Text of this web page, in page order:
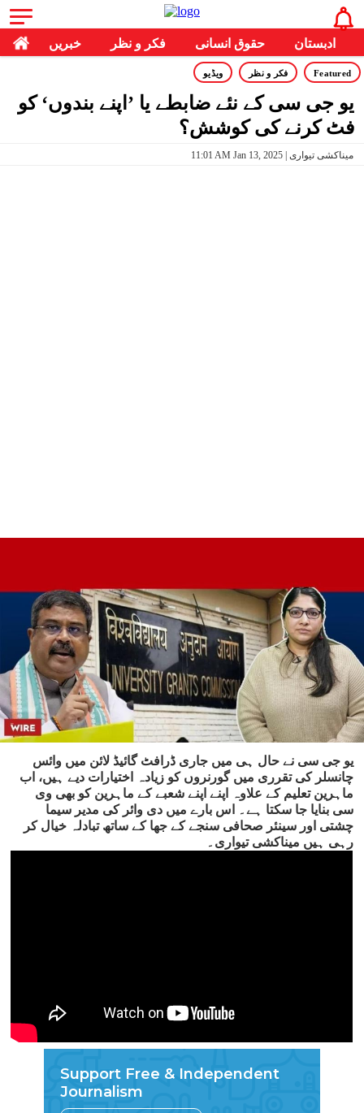
خبریں فکر و نظر حقوق انسانی ادبستان
Featured فکر و نظر ویڈیو
یو جی سی کے نئے ضابطے یا ’اپنے بندوں‘ کو
فٹ کرنے کی کوشش؟
11:01 AM Jan 13, 2025 | میناکشی تیواری
یو جی سی نے حال ہی میں جاری ڈرافٹ گائیڈ لائن میں وائس
چانسلر کی تقرری میں گورنروں کو زیادہ اختیارات دیے ہیں، اب
ماہرین تعلیم کے علاوہ اپنے اپنے شعبے کے ماہرین کو بھی وی
سی بنایا جا سکتا ہے۔ اس بارے میں دی وائر کی مدیر سیما
چشتی اور سینئر صحافی سنجے کے جھا کے ساتھ تبادلہ خیال کر
رہی ہیں میناکشی تیواری۔
Support Free & Independent
Journalism